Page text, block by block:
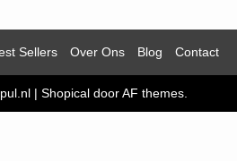
Sellers Over Ons Blog Contact
| Shopical door AF themes.